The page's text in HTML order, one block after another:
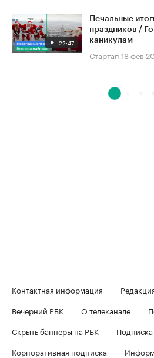
22:47
Печальные
праздников /
каникулам
Стартап 18 фев
Контактная информация
Вечерний РБК
О телеканале
Скрыть баннеры на РБК
Корпоративная подписка